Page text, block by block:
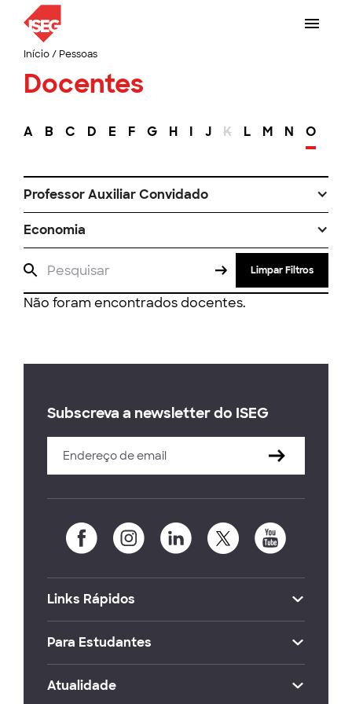
Início/ Pessoas
Docentes
A B C D E F G H I J K L M N O
Professor Auxiliar Convidado
Economia
Limpar Filtros
Não foram encontrados docentes.
Subscreva a newsletter do ISEG
Links Rápidos
Para Estudantes
Atualidade